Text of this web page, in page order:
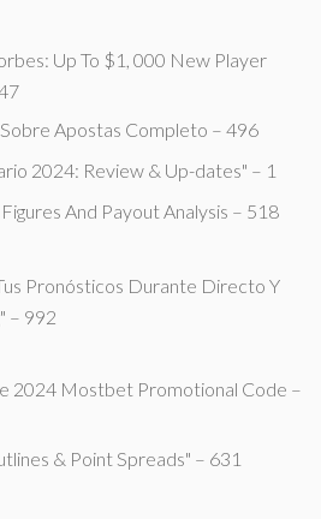
Up To $1, 000 New Player
Apostas Completo – 496
2024: Review & Up-dates" – 1
And Payout Analysis – 518
Pronósticos Durante Directo Y
– 992
2024 Mostbet Promotional Code –
& Point Spreads" – 631